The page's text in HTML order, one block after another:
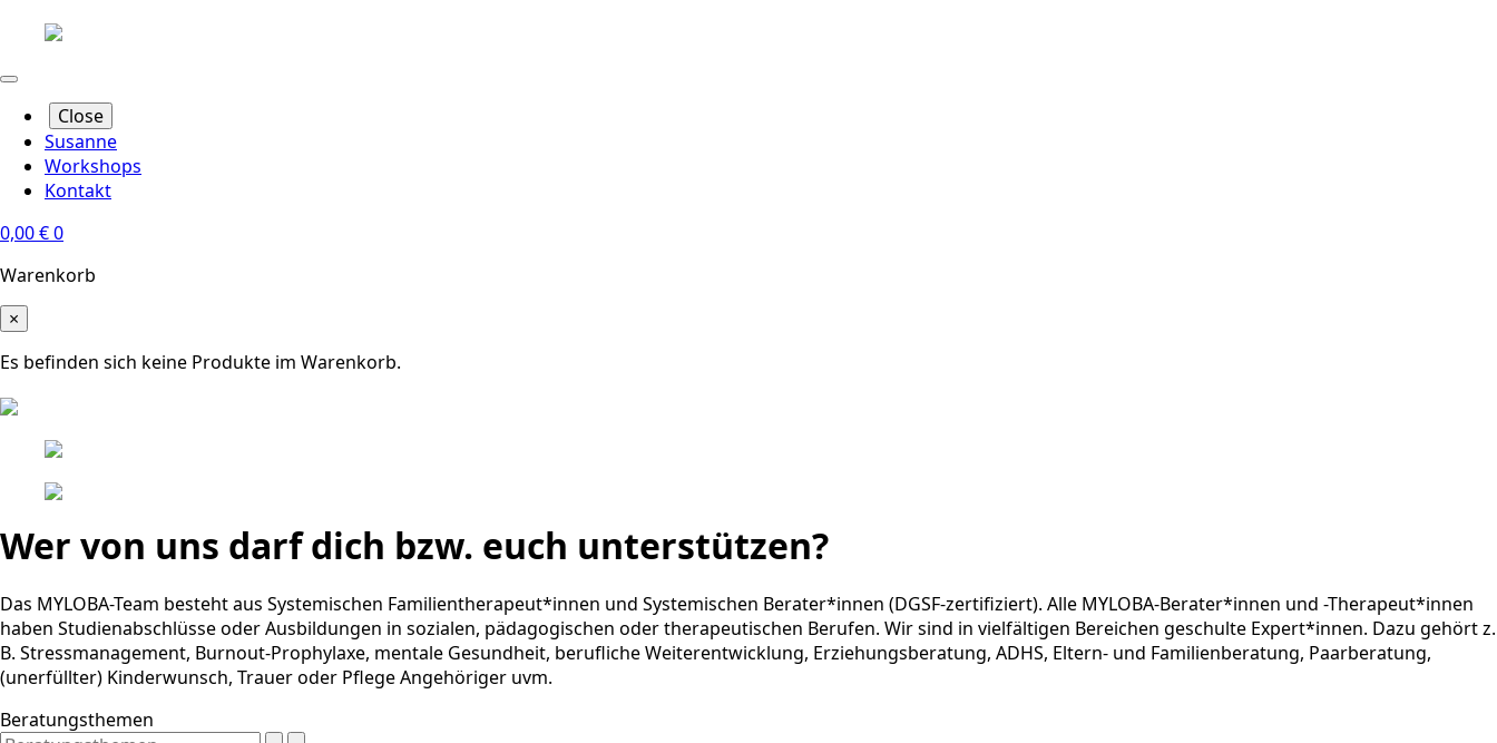
Close
Susanne
Workshops
Kontakt
0,00€0
Warenkorb
×
Es befinden sich keine Produkte im Warenkorb.
Wer von uns darf dich bzw. euch unterstützen?
Das MYLOBA-Team besteht aus Systemischen Familientherapeut*innen und Systemischen Berater*innen (DGSF-zertifiziert). Alle MYLOBA-Berater*innen und -Therapeut*innen
haben Studienabschlüsse oder Ausbildungen in sozialen, pädagogischen oder therapeutischen Berufen. Wir sind in vielfältigen Bereichen geschulte Expert*innen. Dazu gehört z.
B. Stressmanagement, Burnout-Prophylaxe, mentale Gesundheit, berufliche Weiterentwicklung, Erziehungsberatung, ADHS, Eltern- und Familienberatung, Paarberatung,
(unerfüllter) Kinderwunsch, Trauer oder Pflege Angehöriger uvm.
Beratungsthemen